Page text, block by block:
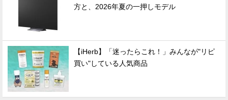
方と、2026年夏の一押しモデル
【iHerb】「迷ったらこれ！」みんなが"リピ
買い"している人気商品